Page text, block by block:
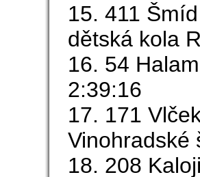
15. 411
dětská kola
16. 54
2:39:16
17. 171
Vinohradské
18. 208